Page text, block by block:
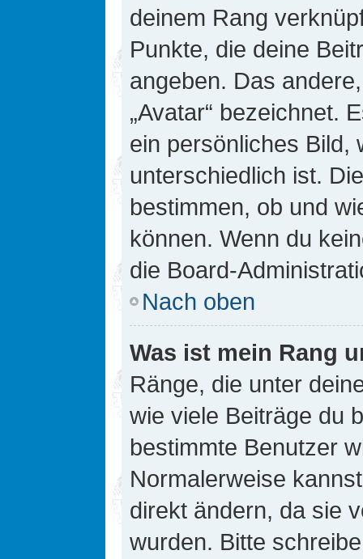
deinem Rang
Punkte, die deine
angeben. Das
„Avatar“ bezeichnet.
ein persönliches Bild,
unterschiedlich ist.
bestimmen, ob und
können. Wenn du
die Board-
Nach oben
Was ist mein Rang
Ränge, die unter
wie viele Beiträge du
bestimmte Benutzer
Normalerweise
direkt ändern, da sie
wurden. Bitte